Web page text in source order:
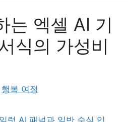
는 엑셀 AI 기
식의 가성비
행복 여정